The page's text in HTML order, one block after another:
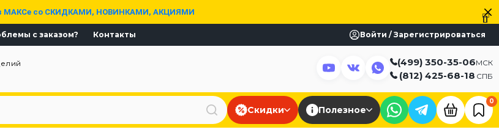
МАКСе со СКИДКАМИ, НОВИНКАМИ, АКЦИЯМИ
с заказом? Контакты Войти / Зарегистрироваться
(499) 350-35-06МСК
(812) 425-68-18 СПБ
Скидки Полезное
0